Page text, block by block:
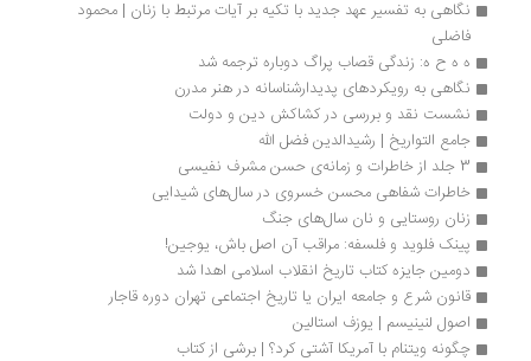
ه ه ح ه: زندگی قصاب پراگ دوباره ترجمه شد
نگاهی به رویکردهای پدیدارشناسانه در هنر مدرن
نشست نقد و بررسی در کشاکش دین و دولت
جامع التواریخ | رشیدالدین فضل الله
خاطرات شفاهی محسن خسروی در سال‌های شیدایی
زنان روستایی و نان سال‌های جنگ
پینک فلوید و فلسفه: مراقب آن اصل باش، یوجین!
دومین جایزه کتاب تاریخ انقلاب اسلامی اهدا شد
قانون شرع و جامعه ایران یا تاریخ اجتماعی تهران دوره قاجار
اصول لنینیسم | یوزف استالین
چگونه ویتنام با آمریکا آشتی کرد؟ | برشی از کتاب